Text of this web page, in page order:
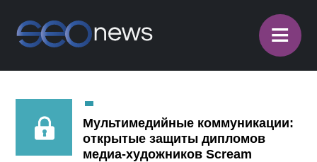
≡
Мультимедийные коммуникации:
открытые защиты дипломов
медиа-художников Scream